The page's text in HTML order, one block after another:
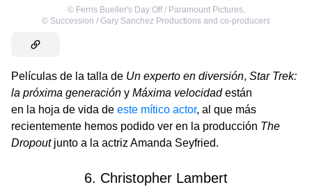
© Ferris Bueller's Day Off / Paramount Pictures,
© Succession / Gary Sanchez Productions and co-producers
Películas de la talla de Un experto en diversión, Star Trek:
la próxima generación y Máxima velocidadestán
en la hoja de vida de este mítico actor, al que más
recientemente hemos podido ver en la producción The
Dropoutjunto a la actriz Amanda Seyfried.
6. Christopher Lambert